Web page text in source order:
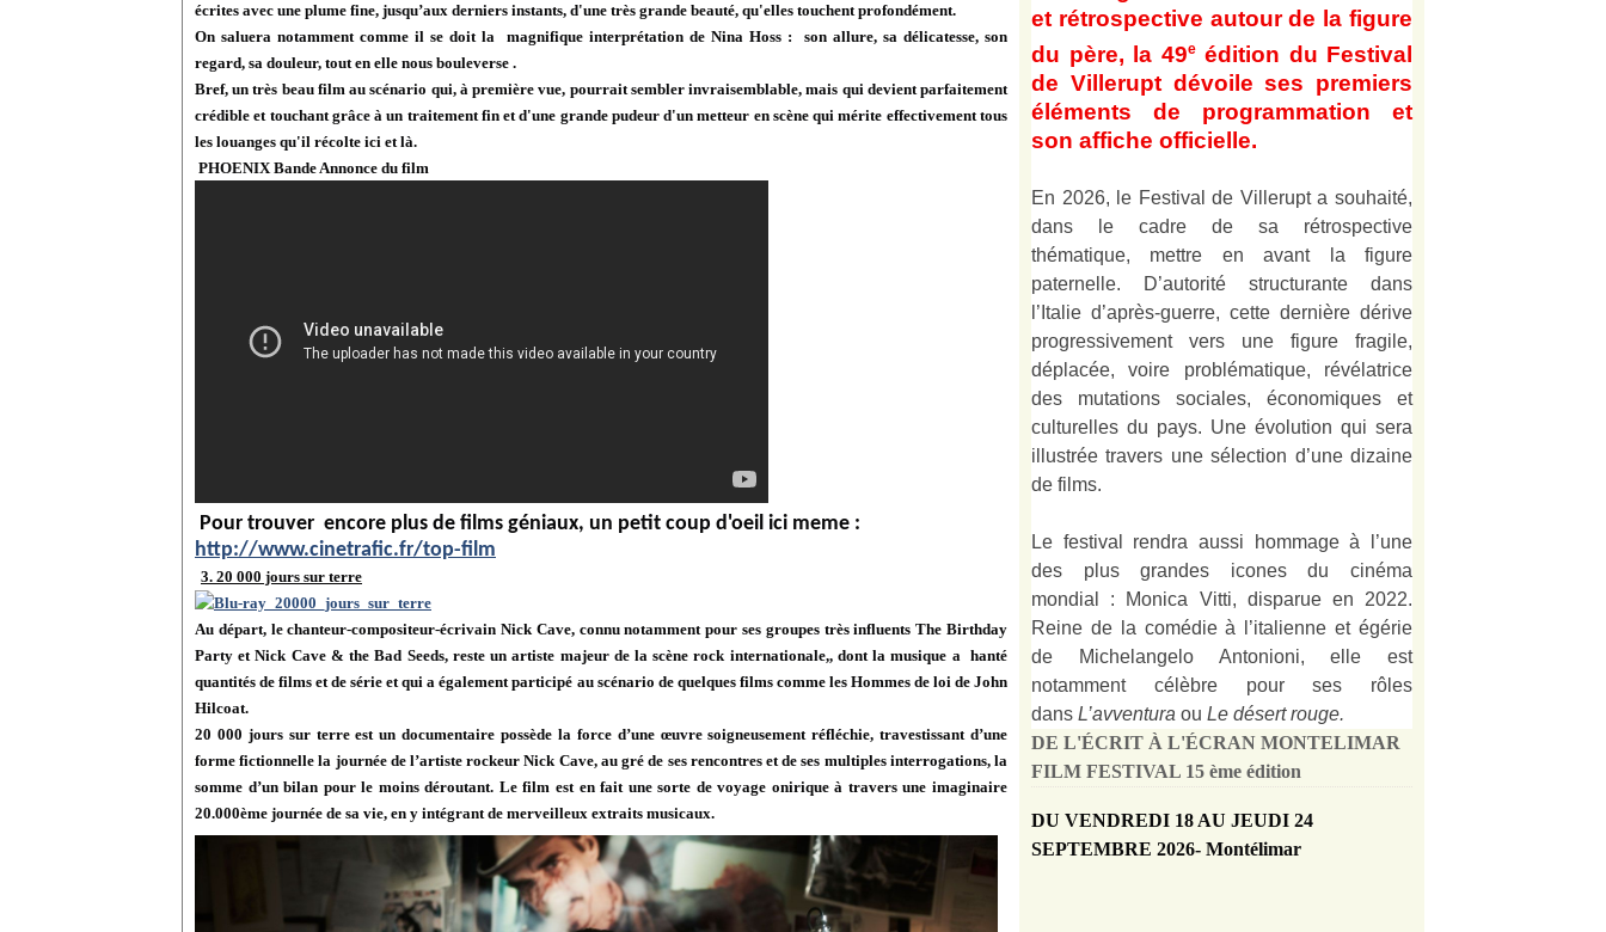
écrites avec une plume fine, jusqu’aux derniers instants, d'une très grande beauté, qu'elles touchent profondément.
On saluera notamment comme il se doit la magnifique interprétation de Nina Hoss : son allure, sa délicatesse, son
regard, sa douleur, tout en elle nous bouleverse .
Bref, un très beau film au scénario qui, à première vue, pourrait sembler invraisemblable, mais qui devient parfaitement
crédible et touchant grâce à un traitement fin et d'une grande pudeur d'un metteur en scène qui mérite effectivement tous
les louanges qu'il récolte ici et là.
PHOENIX Bande Annonce du film
Pour trouver encore plus de films géniaux, un petit coup d'oeil ici meme :
http://www.cinetrafic.fr/top-film
3. 20 000 jours sur terre
Au départ, le chanteur-compositeur-écrivain Nick Cave, connu notamment pour ses groupes très influents The Birthday
Party et Nick Cave & the Bad Seeds, reste un artiste majeur de la scène rock internationale,, dont la musique a hanté
quantités de films et de série et qui a également participé au scénario de quelques films comme les Hommes de loi de John
Hilcoat.
20 000 jours sur terre est un documentaire possède la force d’une œuvre soigneusement réfléchie, travestissant d’une
forme fictionnelle la journée de l’artiste rockeur Nick Cave, au gré de ses rencontres et de ses multiples interrogations, la
somme d’un bilan pour le moins déroutant. Le film est en fait une sorte de voyage onirique à travers une imaginaire
20.000ème journée de sa vie, en y intégrant de merveilleux extraits musicaux.
et rétrospective autour de la figure
du père, la 49e édition du Festival
de Villerupt dévoile ses premiers
éléments de programmation et
son affiche officielle.
En 2026, le Festival de Villerupt a souhaité,
dans le cadre de sa rétrospective
thématique, mettre en avant la figure
paternelle. D’autorité structurante dans
l’Italie d’après-guerre, cette dernière dérive
progressivement vers une figure fragile,
déplacée, voire problématique, révélatrice
des mutations sociales, économiques et
culturelles du pays. Une évolution qui sera
illustrée travers une sélection d’une dizaine
de films.
Le festival rendra aussi hommage à l’une
des plus grandes icones du cinéma
mondial : Monica Vitti, disparue en 2022.
Reine de la comédie à l’italienne et égérie
de Michelangelo Antonioni, elle est
notamment célèbre pour ses rôles
dans L’avventura ou Le désert rouge.
DE L'ÉCRIT À L'ÉCRAN MONTELIMAR
FILM FESTIVAL 15 ème édition
DU VENDREDI 18 AU JEUDI 24
SEPTEMBRE 2026- Montélimar